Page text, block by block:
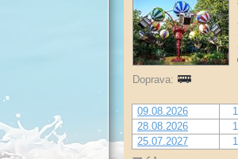
Doprava:
09.08.2026
28.08.2026
25.07.2027